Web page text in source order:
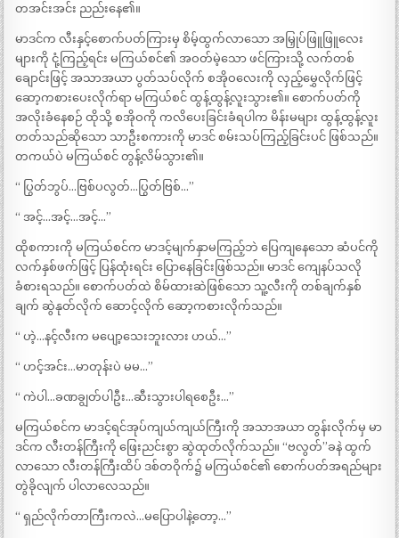
တအင်းအင်း ညည်းနေ၏။
မာဒင်က လီးနှင့်စောက်ပတ်ကြားမှ စိမ့်ထွက်လာသော အမြှုပ်ဖြူဖြူလေး
များကို ငုံ့ကြည့်ရင်း မကြယ်စင်၏ အဝတ်မဲ့သော ဖင်ကြားသို့ လက်တစ်
ချောင်းဖြင့် အသာအယာ ပွတ်သပ်လိုက် စအိုဝလေးကို လှည့်မွှေလိုက်ဖြင့်
ဆော့ကစားပေးလိုက်ရာ မကြယ်စင် ထွန့်ထွန့်လူးသွား၏။ စောက်ပတ်ကို
အလိုးခံနေစဉ် ထိုသို့ စအိုဝကို ကလိပေးခြင်းခံရပါက မိန်းမများ ထွန့်ထွန့်လူး
တတ်သည်ဆိုသော သာဦးစကားကို မာဒင် စမ်းသပ်ကြည့်ခြင်းပင် ဖြစ်သည်။
တကယ်ပဲ မကြယ်စင် တွန့်လိမ်သွား၏။
“ ပြွတ်ဘွပ်…ဗြစ်ပလွတ်…ပြွတ်ဗြစ်…”
“ အင့်…အင့်…အင့်…”
ထိုစကားကို မကြယ်စင်က မာဒင့်မျက်နှာမကြည့်ဘဲ ပြေကျနေသော ဆံပင်ကို
လက်နှစ်ဖက်ဖြင့် ပြန်ထုံးရင်း ပြောနေခြင်းဖြစ်သည်။ မာဒင် ကျေနပ်သလို
ခံစားရသည်။ စောက်ပတ်ထဲ စိမ်ထားဆဲဖြစ်သော သူ့လီးကို တစ်ချက်နှစ်
ချက် ဆွဲနုတ်လိုက် ဆောင့်လိုက် ဆော့ကစားလိုက်သည်။
“ ဟဲ့…နင့်လီးက မပျော့သေးဘူးလား ဟယ်…”
“ ဟင့်အင်း…မာတုန်းပဲ မမ…”
“ ကဲပါ…ခဏချွတ်ပါဦး…ဆီးသွားပါရစေဦး…”
မကြယ်စင်က မာဒင့်ရင်အုပ်ကျယ်ကျယ်ကြီးကို အသာအယာ တွန်းလိုက်မှ မာ
ဒင်က လီးတန်ကြီးကို ဖြေးညင်းစွာ ဆွဲထုတ်လိုက်သည်။ “ဗလွတ်”ခနဲ ထွက်
လာသော လီးတန်ကြီးထိပ် ဒစ်တဝိုက်၌ မကြယ်စင်၏ စောက်ပတ်အရည်များ
တွဲခိုလျက် ပါလာလေသည်။
“ ရှည်လိုက်တာကြီးကလဲ…မပြောပါနဲ့တော့…”